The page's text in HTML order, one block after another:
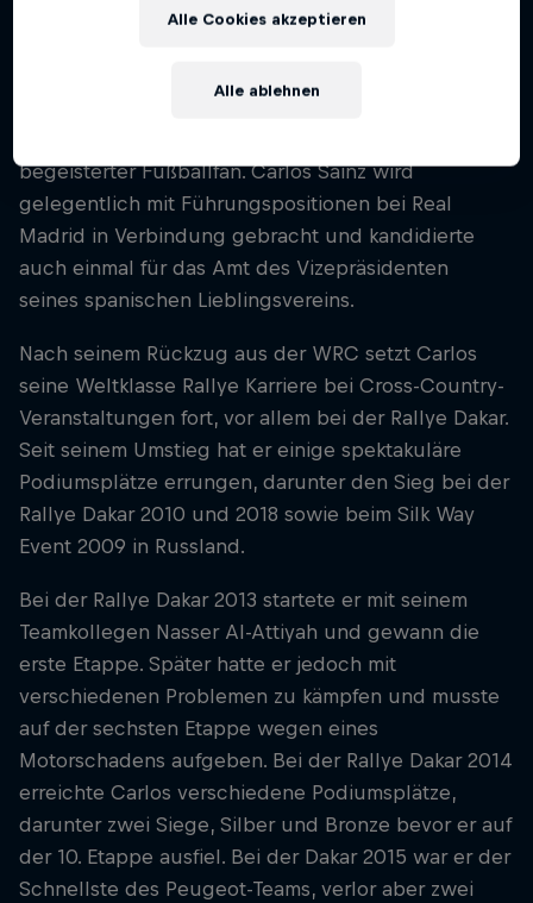
1992 holte er den Titel für Toyota, und vier weitere
begeisterter Fußballfan. Carlos Sainz wird
gelegentlich mit Führungspositionen bei Real
Madrid in Verbindung gebracht und kandidierte
auch einmal für das Amt des Vizepräsidenten
seines spanischen Lieblingsvereins.
Nach seinem Rückzug aus der WRC setzt Carlos
seine Weltklasse Rallye Karriere bei Cross-Country-
Veranstaltungen fort, vor allem bei der Rallye Dakar.
Seit seinem Umstieg hat er einige spektakuläre
Podiumsplätze errungen, darunter den Sieg bei der
Rallye Dakar 2010 und 2018 sowie beim Silk Way
Event 2009 in Russland.
Bei der Rallye Dakar 2013 startete er mit seinem
Teamkollegen Nasser Al-Attiyah und gewann die
erste Etappe. Später hatte er jedoch mit
verschiedenen Problemen zu kämpfen und musste
auf der sechsten Etappe wegen eines
Motorschadens aufgeben. Bei der Rallye Dakar 2014
erreichte Carlos verschiedene Podiumsplätze,
darunter zwei Siege, Silber und Bronze bevor er auf
der 10. Etappe ausfiel. Bei der Dakar 2015 war er der
Schnellste des Peugeot-Teams, verlor aber zwei
Alle ablehnen
Alle Cookies akzeptieren